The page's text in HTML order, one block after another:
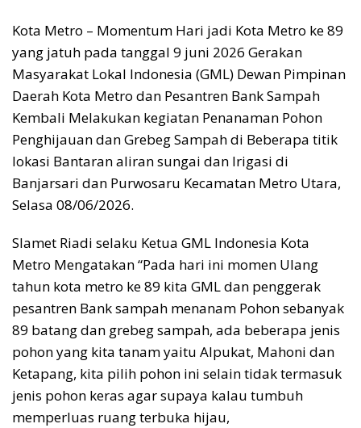
Kota Metro – Momentum Hari jadi Kota Metro ke 89
yang jatuh pada tanggal 9 juni 2026 Gerakan
Masyarakat Lokal Indonesia (GML) Dewan Pimpinan
Daerah Kota Metro dan Pesantren Bank Sampah
Kembali Melakukan kegiatan Penanaman Pohon
Penghijauan dan Grebeg Sampah di Beberapa titik
lokasi Bantaran aliran sungai dan Irigasi di
Banjarsari dan Purwosaru Kecamatan Metro Utara,
Selasa 08/06/2026.
Slamet Riadi selaku Ketua GML Indonesia Kota
Metro Mengatakan “Pada hari ini momen Ulang
tahun kota metro ke 89 kita GML dan penggerak
pesantren Bank sampah menanam Pohon sebanyak
89 batang dan grebeg sampah, ada beberapa jenis
pohon yang kita tanam yaitu Alpukat, Mahoni dan
Ketapang, kita pilih pohon ini selain tidak termasuk
jenis pohon keras agar supaya kalau tumbuh
memperluas ruang terbuka hijau,